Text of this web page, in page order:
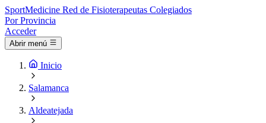
SportMedicine Red de Fisioterapeutas Colegiados
Por Provincia
Acceder
Abrir menú
Inicio
Salamanca
Aldeatejada